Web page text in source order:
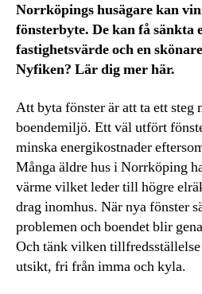
Norrköpings husägare kan
fönsterbyte. De kan få sänkta
fastighetsvärde och en
Nyfiken? Lär dig mer här.
Att byta fönster är att ta ett steg
boendemiljö. Ett väl utfört
minska energikostnader
Många äldre hus i Norrköping
värme vilket leder till högre
drag inomhus. När nya fönster
problemen och boendet blir
Och tänk vilken
utsikt, fri från imma och kyla.